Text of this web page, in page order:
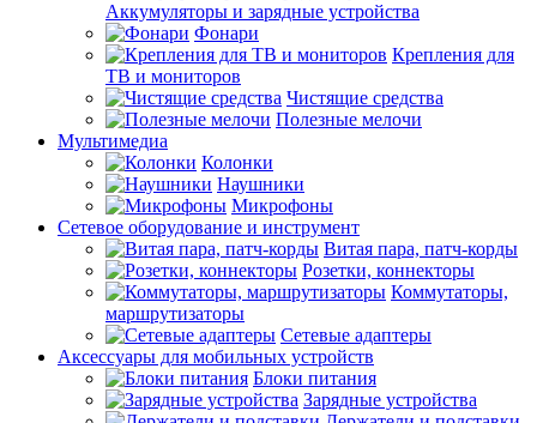
Аккумуляторы и зарядные устройства
Фонари
Крепления для
ТВ и мониторов
Чистящие средства
Полезные мелочи
Мультимедиа
Колонки
Наушники
Микрофоны
Сетевое оборудование и инструмент
Витая пара, патч-корды
Розетки, коннекторы
Коммутаторы,
маршрутизаторы
Сетевые адаптеры
Аксессуары для мобильных устройств
Блоки питания
Зарядные устройства